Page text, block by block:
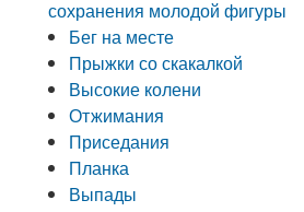
сохранения молодой фигуры
Бег на месте
Прыжки со скакалкой
Высокие колени
Отжимания
Приседания
Планка
Выпады